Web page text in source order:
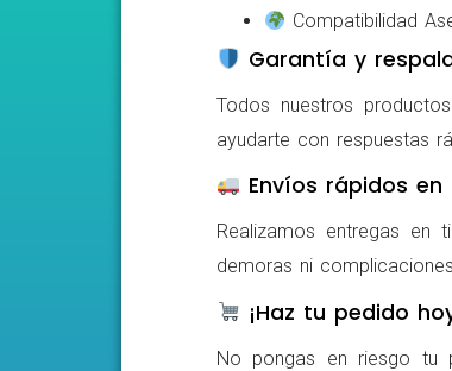
Compatibilidad
Garantía y
Todos nuestros
ayudarte con respuestas
Envíos rápidos en
Realizamos entregas
demoras ni
¡Haz tu pedido
No pongas en riesgo tu